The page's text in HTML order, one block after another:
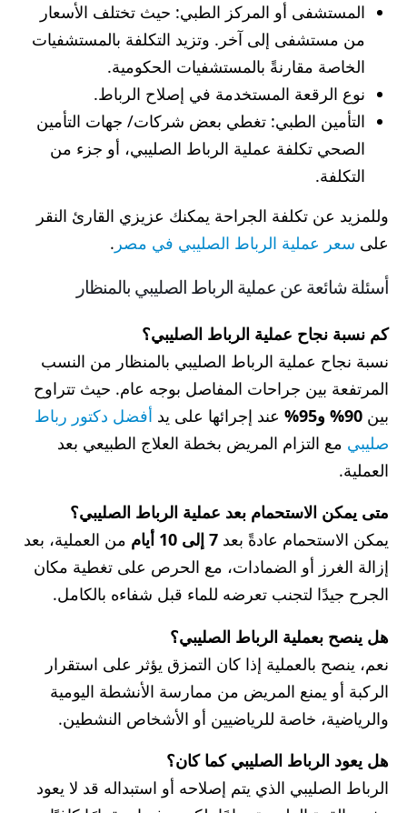
المستشفى أو المركز الطبي: حيث تختلف الأسعار
من مستشفى إلى آخر. وتزيد التكلفة بالمستشفيات
الخاصة مقارنةً بالمستشفيات الحكومية.
نوع الرقعة المستخدمة في إصلاح الرباط.
التأمين الطبي: تغطي بعض شركات/ جهات التأمين
الصحي تكلفة عملية الرباط الصليبي، أو جزء من
التكلفة.
وللمزيد عن تكلفة الجراحة يمكنك عزيزي القارئ النقر
على سعر عملية الرباط الصليبي في مصر .
أسئلة شائعة عن عملية الرباط الصليبي بالمنظار
كم نسبة نجاح عملية الرباط الصليبي؟
نسبة نجاح عملية الرباط الصليبي بالمنظار من النسب
المرتفعة بين جراحات المفاصل بوجه عام. حيث تتراوح
بين 90% و95% عند إجرائها على يد أفضل دكتور رباط
صليبي مع التزام المريض بخطة العلاج الطبيعي بعد
العملية.
متى يمكن الاستحمام بعد عملية الرباط الصليبي؟
يمكن الاستحمام عادةً بعد 7 إلى 10 أيام
من العملية، بعد
إزالة الغرز أو الضمادات، مع الحرص على تغطية مكان
الجرح جيدًا لتجنب تعرضه للماء قبل شفاءه بالكامل.
هل ينصح بعملية الرباط الصليبي؟
نعم، ينصح بالعملية إذا كان التمزق يؤثر على استقرار
الركبة أو يمنع المريض من ممارسة الأنشطة اليومية
والرياضية، خاصة للرياضيين أو الأشخاص النشطين.
هل يعود الرباط الصليبي كما كان؟
الرباط الصليبي الذي يتم إصلاحه أو استبداله قد لا يعود